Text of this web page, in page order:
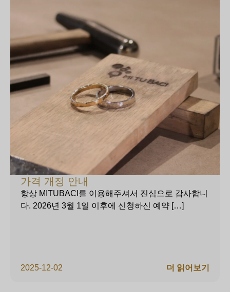
가격 개정 안내
2025-12-02
항상 MITUBACI를 이용해주셔서 진심으로 감사합니
다. 2026년 3월 1일 이후에 신청하신 예약 […]
더 읽어보기